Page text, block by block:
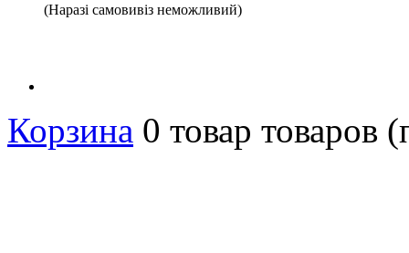
(Наразі самовивіз неможливий)
Корзина 0 товар товаров